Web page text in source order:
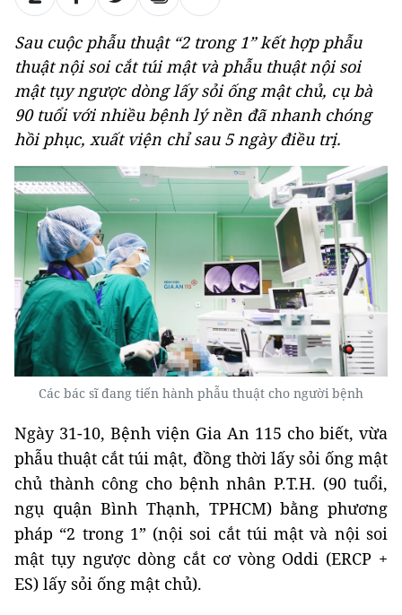
Sau cuộc phẫu thuật “2 trong 1” kết hợp phẫu
thuật nội soi cắt túi mật và phẫu thuật nội soi
mật tụy ngược dòng lấy sỏi ống mật chủ, cụ bà
90 tuổi với nhiều bệnh lý nền đã nhanh chóng
hồi phục, xuất viện chỉ sau 5 ngày điều trị.
Các bác sĩ đang tiến hành phẫu thuật cho người bệnh
Ngày 31-10, Bệnh viện Gia An 115 cho biết, vừa
phẫu thuật cắt túi mật, đồng thời lấy sỏi ống mật
chủ thành công cho bệnh nhân P.T.H. (90 tuổi,
ngụ quận Bình Thạnh, TPHCM) bằng phương
pháp “2 trong 1” (nội soi cắt túi mật và nội soi
mật tụy ngược dòng cắt cơ vòng Oddi (ERCP +
ES) lấy sỏi ống mật chủ).